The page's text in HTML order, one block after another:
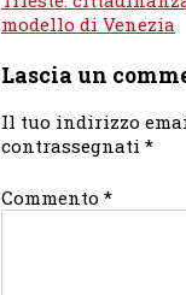
articoli
modello di Venezia
Lascia un
Il tuo indirizzo
contrassegnati *
Commento *